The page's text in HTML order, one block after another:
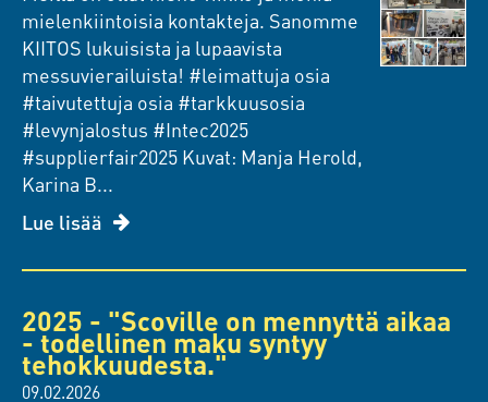
mielenkiintoisia kontakteja. Sanomme
KIITOS lukuisista ja lupaavista
messuvierailuista! #leimattuja osia
#taivutettuja osia #tarkkuusosia
#levynjalostus #Intec2025
#supplierfair2025 Kuvat: Manja Herold,
Karina B...
Lue lisää
2025 - "Scoville on mennyttä aikaa
- todellinen maku syntyy
tehokkuudesta."
09.02.2026